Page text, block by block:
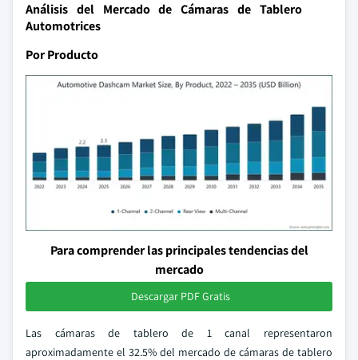
Análisis del Mercado de Cámaras de Tablero
Automotrices
Por Producto
Para comprender las principales tendencias del
mercado
Descargar PDF Gratis
Las cámaras de tablero de 1 canal representaron
aproximadamente el 32.5% del mercado de cámaras de tablero